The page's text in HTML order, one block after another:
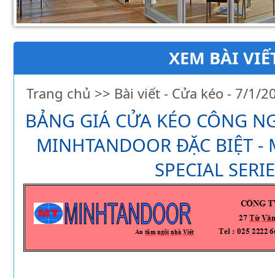
Hình ảnh slideshow 3
XEM BÀI
Trang chủ >> Bài viết - Cửa kéo - 7/1/
BẢNG GIÁ CỬA KÉO CÔNG
MINHTANDOOR ĐẶC BIỆT -
SPECIAL